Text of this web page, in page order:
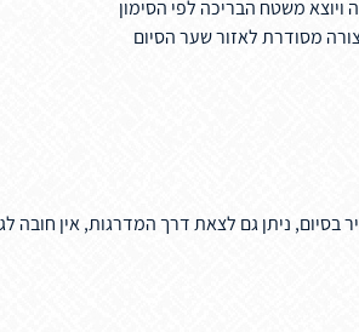
משטח הבריכה לפי הסימון
מסודרת לאזור שער הסיום
בסיום, ניתן גם לצאת דרך המדרגות, אין חובה